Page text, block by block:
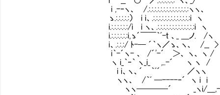
i ,-‐ヽ、 /.:.:.:.:.:.:.:.:.:.:.:.:.:.:ヽヽ、
ゝ.:.:.:.:.:） i i、.:.:.:.:.:.:.:.:.:.:.:.:.:i ヽ
i.:.:.:.:.:.:/i i ヽ、.:.:.:.:.:.:.:.:.:.:.:.:.:i ヽ そりゃ
i.:.:.:.:.:.:i,ゝ´￣￣｀ﾞ-ｔ 、_ ＿ノ. /ヽ
i、.:.:.:/ ﾄ-─ ´｀ヽ／ゝ、ヽ、 /__ > 自分の
i｀-´ヽ- 、 /´'-´ ＞、 ヽ、 ヽ / 全うし天
ヽ i_｀‐｀ ヽ_i_ ,..-´ ヽ ヽ / 敬
i i、ヽ、´ ｀ﾞ´ ／ヽヽ
ヽヽ、 /｀ﾞ ─----‐´ ヽ i i
ヽヽ────´ _ヽi/＿,--─